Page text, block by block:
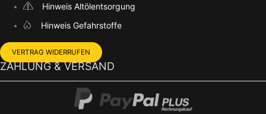
Hinweis Altölentsorgung
Hinweis Gefahrstoffe
VERTRAG WIDERRUFEN
ZAHLUNG & VERSAND